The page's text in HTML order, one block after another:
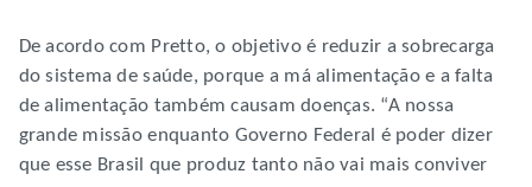
De acordo com Pretto, o objetivo é reduzir a sobrecarga
do sistema de saúde, porque a má alimentação e a falta
de alimentação também causam doenças. “A nossa
grande missão enquanto Governo Federal é poder dizer
que esse Brasil que produz tanto não vai mais conviver